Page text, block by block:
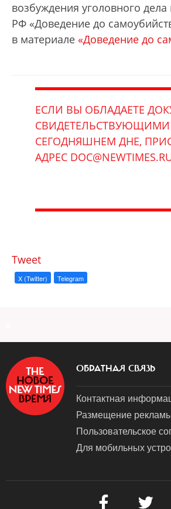
возбуждения уголовного дела
РФ «Доведение до
в материале «Доведение до
ЕСЛИ ВЫ ОБЛАДАЕТЕ
СЕГОДНЯШНЕМ ДНЕ,
АДРЕС
Tweet
X (Twitter) Telegram
ОБРАТНАЯ СВЯЗЬ
Контактная
Размещение
Пользовательское
Для мобильных